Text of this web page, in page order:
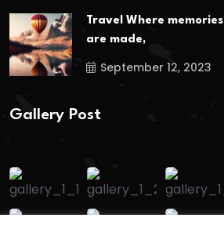
Travel Where memories
are made,
September 12, 2023
Gallery Post